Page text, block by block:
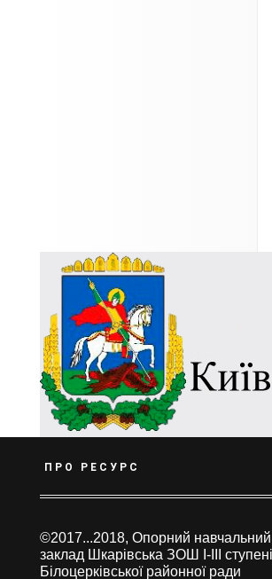
ПРО РЕСУРС
©2017...2018, Опорний навчальний
заклад Шкарівська ЗОШ І-ІІІ
Білоцерківської районної ради